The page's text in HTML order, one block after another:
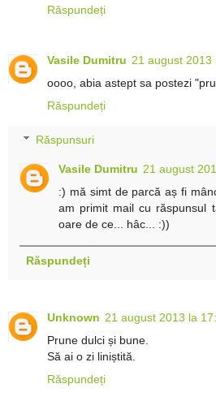
Răspundeți
Vasile Dumitru 21 august 2013
oooo, abia astept sa postezi
Răspundeți
Răspunsuri
Vasile Dumitru 21 august
:) mă simt de parcă aș fi
am primit mail cu răspunsul
oare de ce... hâc... :))
Răspundeți
Unknown 21 august 2013 la
Prune dulci și bune.
Să ai o zi liniștită.
Răspundeți